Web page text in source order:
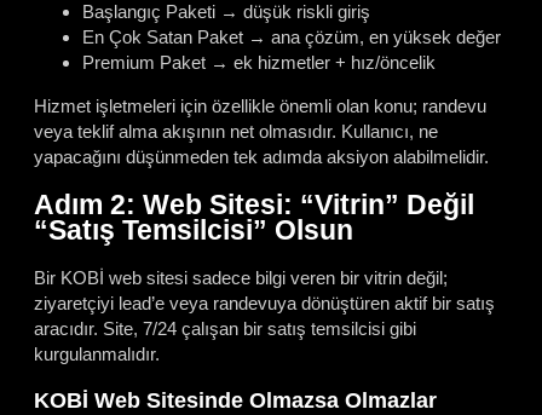
Başlangıç Paketi → düşük riskli giriş
En Çok Satan Paket → ana çözüm, en yüksek değer
Premium Paket → ek hizmetler + hız/öncelik
Hizmet işletmeleri için özellikle önemli olan konu; randevu
veya teklif alma akışının net olmasıdır. Kullanıcı, ne
yapacağını düşünmeden tek adımda aksiyon alabilmelidir.
Adım 2: Web Sitesi: “Vitrin” Değil
“Satış Temsilcisi” Olsun
Bir KOBİ web sitesi sadece bilgi veren bir vitrin değil;
ziyaretçiyi lead’e veya randevuya dönüştüren aktif bir satış
aracıdır. Site, 7/24 çalışan bir satış temsilcisi gibi
kurgulanmalıdır.
KOBİ Web Sitesinde Olmazsa Olmazlar